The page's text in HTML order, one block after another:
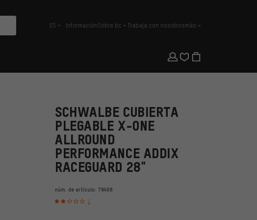
español
ES InformaciónSobre bc Trabaja con nosotrosmás
SCHWALBE CUBIERTA
PLEGABLE X-ONE
ALLROUND
PERFORMANCE ADDIX
RACEGUARD 28"
núm. de artículo: 79408
1